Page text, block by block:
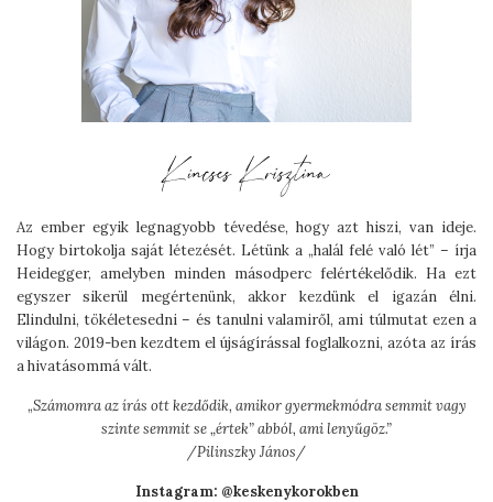
Az ember egyik legnagyobb tévedése, hogy azt hiszi, van ideje.
Hogy birtokolja saját létezését. Létünk a „halál felé való lét” – írja
Heidegger, amelyben minden másodperc felértékelődik. Ha ezt
egyszer sikerül megértenünk, akkor kezdünk el igazán élni.
Elindulni, tökéletesedni – és tanulni valamiről, ami túlmutat ezen a
világon. 2019-ben kezdtem el újságírással foglalkozni, azóta az írás
a hivatásommá vált.
„Számomra az írás ott kezdődik, amikor gyermekmódra semmit vagy
szinte semmit se „értek” abból, ami lenyűgöz.”
/Pilinszky János/
Instagram: @keskenykorokben